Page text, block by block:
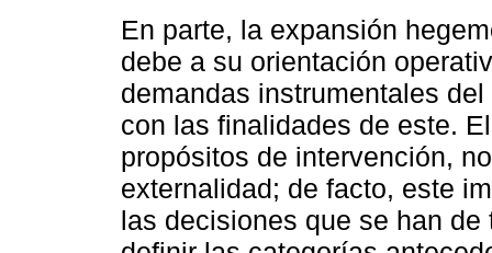
En parte, la expansión
debe a su orientación
demandas instrumentales
con las finalidades de este.
propósitos de intervención,
externalidad; de facto, este
las decisiones que se han